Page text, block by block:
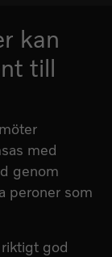
kan
till
med
genom
peroner som
god